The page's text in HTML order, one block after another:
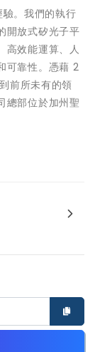
。我們的執行
開放式矽光子平
高效能運算、人
可靠性。憑藉 2
前所未有的領
總部位於加州聖